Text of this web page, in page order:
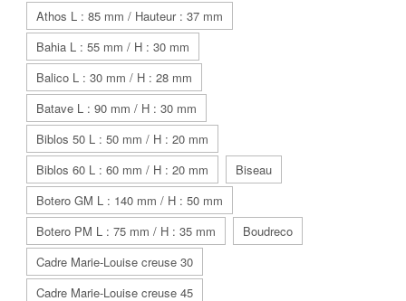
Athos L : 85 mm / Hauteur : 37 mm
Bahia L : 55 mm / H : 30 mm
Balico L : 30 mm / H : 28 mm
Batave L : 90 mm / H : 30 mm
Biblos 50 L : 50 mm / H : 20 mm
Biblos 60 L : 60 mm / H : 20 mm
Biseau
Botero GM L : 140 mm / H : 50 mm
Botero PM L : 75 mm / H : 35 mm
Boudreco
Cadre Marie-Louise creuse 30
Cadre Marie-Louise creuse 45